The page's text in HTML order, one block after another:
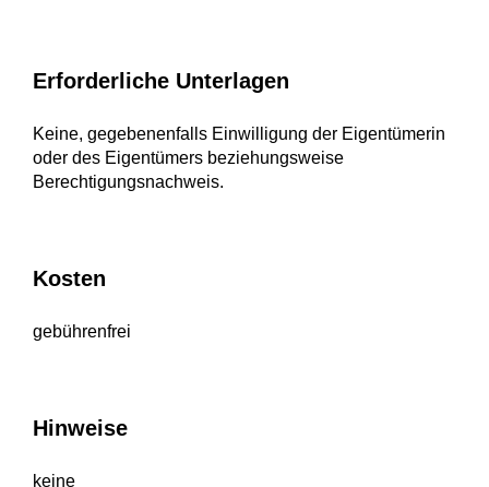
Erforderliche Unterlagen
Keine, gegebenenfalls Einwilligung der Eigentümerin
oder des Eigentümers beziehungsweise
Berechtigungsnachweis.
Kosten
gebührenfrei
Hinweise
keine